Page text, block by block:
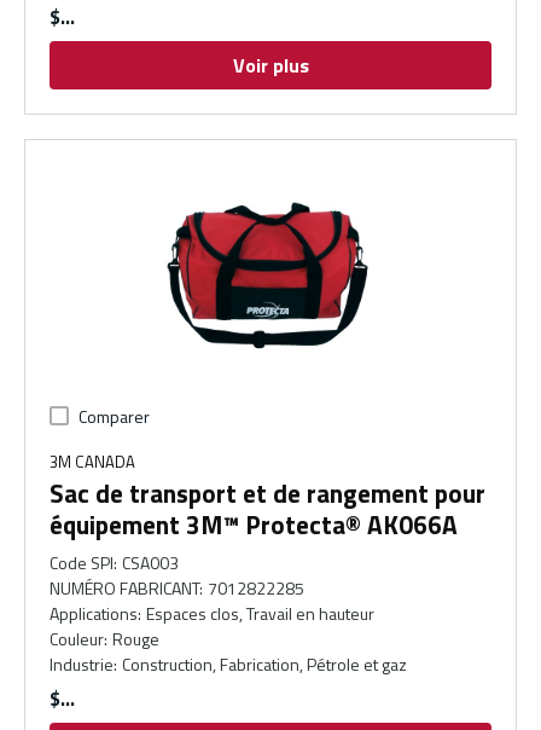
$
Voir plus
Comparer
3M CANADA
Sac de transport et de rangement pour
équipement 3M™ Protecta® AK066A
Code SPI: CSA003
NUMÉRO FABRICANT: 7012822285
Applications: Espaces clos, Travail en hauteur
Couleur: Rouge
Industrie: Construction, Fabrication, Pétrole et gaz
$